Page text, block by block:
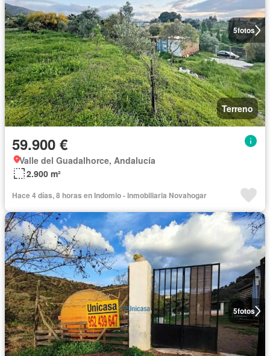
5fotos
Terreno
59.900 €
Valle del Guadalhorce, Andalucía
2.900 m²
Hace 4 días, 8 horas en Indomio - Inmobiliaria Novahogar
5fotos